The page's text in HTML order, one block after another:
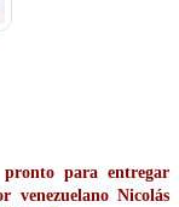
para entregar
venezuelano Nicolás